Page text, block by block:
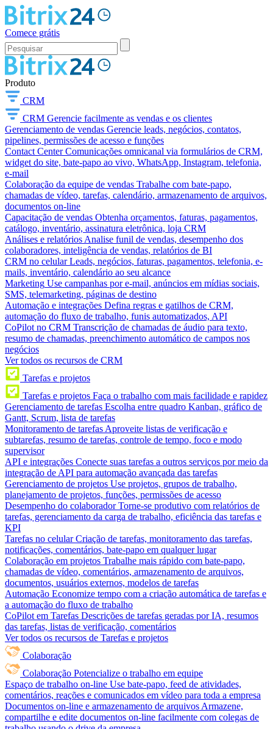
Comece grátis
Produto
CRM
CRM Gerencie facilmente as vendas e os clientes
Gerenciamento de vendas Gerencie leads, negócios, contatos,
pipelines, permissões de acesso e funções
Contact Center Comunicações omnicanal via formulários de CRM,
widget do site, bate-papo ao vivo, WhatsApp, Instagram, telefonia,
e-mail
Colaboração da equipe de vendas Trabalhe com bate-papo,
chamadas de vídeo, tarefas, calendário, armazenamento de arquivos,
documentos on-line
Capacitação de vendas Obtenha orçamentos, faturas, pagamentos,
catálogo, inventário, assinatura eletrônica, loja CRM
Análises e relatórios Analise funil de vendas, desempenho dos
colaboradores, inteligência de vendas, relatórios de BI
CRM no celular Leads, negócios, faturas, pagamentos, telefonia, e-
mails, inventário, calendário ao seu alcance
Marketing Use campanhas por e-mail, anúncios em mídias sociais,
SMS, telemarketing, páginas de destino
Automação e integrações Defina regras e gatilhos de CRM,
automação do fluxo de trabalho, funis automatizados, API
CoPilot no CRM Transcrição de chamadas de áudio para texto,
resumo de chamadas, preenchimento automático de campos nos
negócios
Ver todos os recursos de CRM
Tarefas e projetos
Tarefas e projetos Faça o trabalho com mais facilidade e rapidez
Gerenciamento de tarefas Escolha entre quadro Kanban, gráfico de
Gantt, Scrum, lista de tarefas
Monitoramento de tarefas Aproveite listas de verificação e
subtarefas, resumo de tarefas, controle de tempo, foco e modo
supervisor
API e integrações Conecte suas tarefas a outros serviços por meio da
integração de API para automação avançada das tarefas
Gerenciamento de projetos Use projetos, grupos de trabalho,
planejamento de projetos, funções, permissões de acesso
Desempenho do colaborador Torne-se produtivo com relatórios de
tarefas, gerenciamento da carga de trabalho, eficiência das tarefas e
KPI
Tarefas no celular Criação de tarefas, monitoramento das tarefas,
notificações, comentários, bate-papo em qualquer lugar
Colaboração em projetos Trabalhe mais rápido com bate-papo,
chamadas de vídeo, comentários, armazenamento de arquivos,
documentos, usuários externos, modelos de tarefas
Automação Economize tempo com a criação automática de tarefas e
a automação do fluxo de trabalho
CoPilot em Tarefas Descrições de tarefas geradas por IA, resumos
das tarefas, listas de verificação, comentários
Ver todos os recursos de Tarefas e projetos
Colaboração
Colaboração Potencialize o trabalho em equipe
Espaço de trabalho on-line Use bate-papo, feed de atividades,
comentários, reações e comunicados em vídeo para toda a empresa
Documentos on-line e armazenamento de arquivos Armazene,
compartilhe e edite documentos on-line facilmente com colegas de